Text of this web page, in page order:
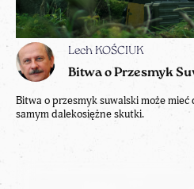
Lech KOŚCIUK
Bitwa o Przesmyk
Bitwa o przesmyk suwalski może
samym dalekosiężne skutki.